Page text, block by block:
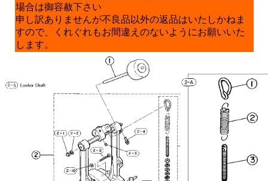
場合は御容赦下さい
申し訳ありませんが不良品以外の返品はいたしかねま
すので、くれぐれもお間違えのないようにお願いいた
します。